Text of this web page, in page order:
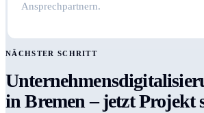
Ansprechpartnern.
NÄCHSTER SCHRITT
in Bremen – jetzt Projekt